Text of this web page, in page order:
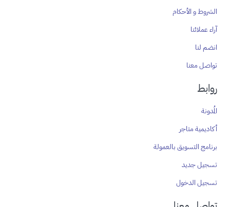
الشروط و الأحكام
آراء عملائنا
انضم لنا
تواصل معنا
روابط
المُدونة
أكاديمية متاجر
برنامج التسويق بالعمولة
تسجيل جديد
تسجيل الدخول